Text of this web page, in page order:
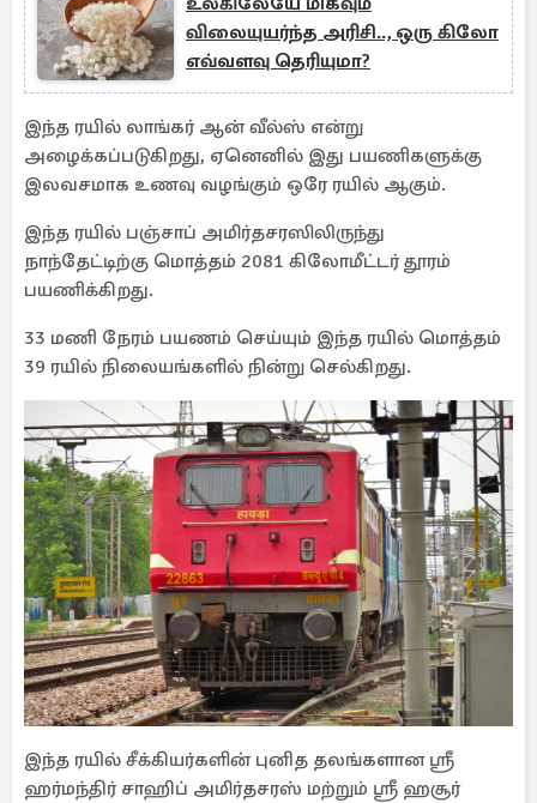
விலையுயர்ந்த அரிசி.., ஒரு கிலோ
எவ்வளவு தெரியுமா?
இந்த ரயில் லாங்கர் ஆன் வீல்ஸ் என்று
அழைக்கப்படுகிறது, ஏனெனில் இது பயணிகளுக்கு
இலவசமாக உணவு வழங்கும் ஒரே ரயில் ஆகும்.
இந்த ரயில் பஞ்சாப் அமிர்தசரஸிலிருந்து
நாந்தேட்டிற்கு மொத்தம் 2081 கிலோமீட்டர் தூரம்
பயணிக்கிறது.
33 மணி நேரம் பயணம் செய்யும் இந்த ரயில் மொத்தம்
39 ரயில் நிலையங்களில் நின்று செல்கிறது.
இந்த ரயில் சீக்கியர்களின் புனித தலங்களான ஸ்ரீ
ஹர்மந்திர் சாஹிப் அமிர்தசரஸ் மற்றும் ஸ்ரீ ஹசூர்